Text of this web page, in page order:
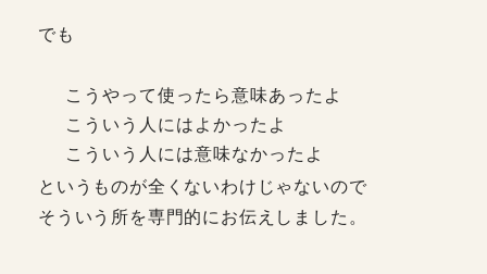
でも
こうやって使ったら意味あったよ
こういう人にはよかったよ
こういう人には意味なかったよ
というものが全くないわけじゃないので
そういう所を専門的にお伝えしました。